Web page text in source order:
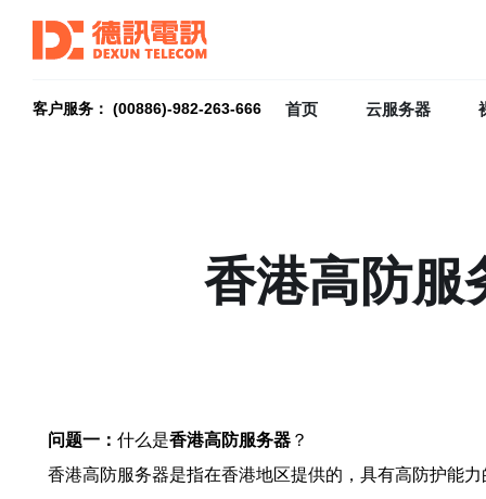
客户服务： (00886)-982-263-666 首页 云服务器
香港高防服
问题一： 什么是香港高防服务器 ？
香港高防服务器是指在香港地区提供的，具有高防护能